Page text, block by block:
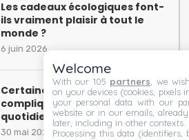
Les cadeaux écologiques font-
ils vraiment plaisir à tout le
monde ?
6 juin 2026
Certaines habitudes “écolos”
compliquent inutilement le
quotidien
30 mai 2026
Welcome
With our 105 partners , we
on your devices (cookies, pixels
your personal data with our
website or in our emails,
later, including in other contexts.
Processing this data (identifiers,